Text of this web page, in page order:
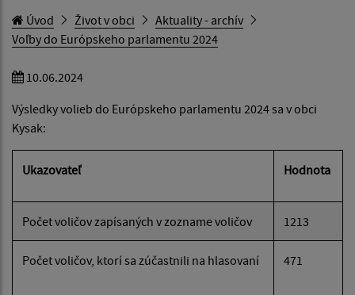
Úvod Život v obci
Aktuality - archív
Voľby do Európskeho parlamentu 2024
10.06.2024
Výsledky volieb do Európskeho parlamentu 2024 sa v obci
Kysak:
Ukazovateľ Hodnota
Počet voličov zapísaných v zozname voličov 1213
Počet voličov, ktorí sa zúčastnili na hlasovaní 471